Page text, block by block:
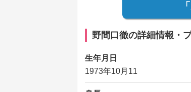
野間口徹の詳細情報・
生年月日
1973年10月11